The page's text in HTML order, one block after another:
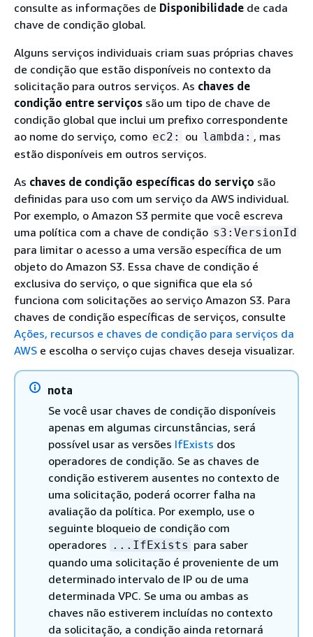
consulte as informações de Disponibilidade de cada
chave de condição global.
Alguns serviços individuais criam suas próprias chaves
de condição que estão disponíveis no contexto da
solicitação para outros serviços. As chaves de
condição entre serviços são um tipo de chave de
condição global que inclui um prefixo correspondente
ao nome do serviço, como ec2: ou lambda: , mas
estão disponíveis em outros serviços.
As chaves de condição específicas do serviço são
definidas para uso com um serviço da AWS individual.
Por exemplo, o Amazon S3 permite que você escreva
uma política com a chave de condição s3:VersionId
para limitar o acesso a uma versão específica de um
objeto do Amazon S3. Essa chave de condição é
exclusiva do serviço, o que significa que ela só
funciona com solicitações ao serviço Amazon S3. Para
chaves de condição específicas de serviços, consulte
Ações, recursos e chaves de condição para serviços da
AWS e escolha o serviço cujas chaves deseja visualizar.
nota
Se você usar chaves de condição disponíveis
apenas em algumas circunstâncias, será
possível usar as versões IfExists dos
operadores de condição. Se as chaves de
condição estiverem ausentes no contexto de
uma solicitação, poderá ocorrer falha na
avaliação da política. Por exemplo, use o
seguinte bloqueio de condição com
operadores ...IfExists para saber
quando uma solicitação é proveniente de um
determinado intervalo de IP ou de uma
determinada VPC. Se uma ou ambas as
chaves não estiverem incluídas no contexto
da solicitação, a condição ainda retornará